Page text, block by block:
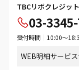
TBCリボクレジッ
03-
受付時間｜10:00～
WEB明細サービ